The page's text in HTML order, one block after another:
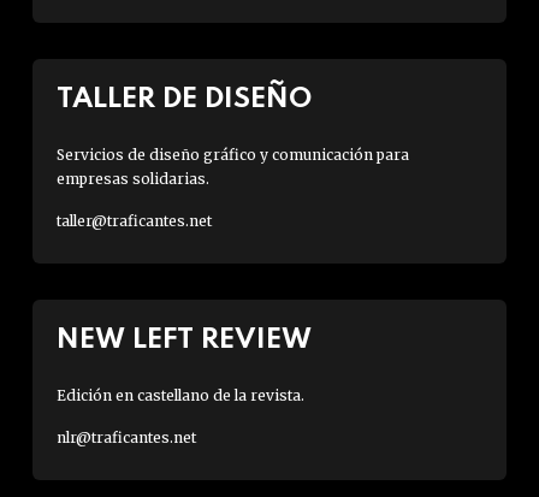
TALLER DE DISEÑO
Servicios de diseño gráfico y comunicación para
empresas solidarias.
taller@traficantes.net
NEW LEFT REVIEW
Edición en castellano de la revista.
nlr@traficantes.net